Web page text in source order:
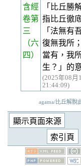
含經
卷第
三
（六
四）
「比丘勝
指比丘徹
「法無有
復無我所
當有，我
生？」的
(2025年08月
21:44:09)
agama/比丘解脫